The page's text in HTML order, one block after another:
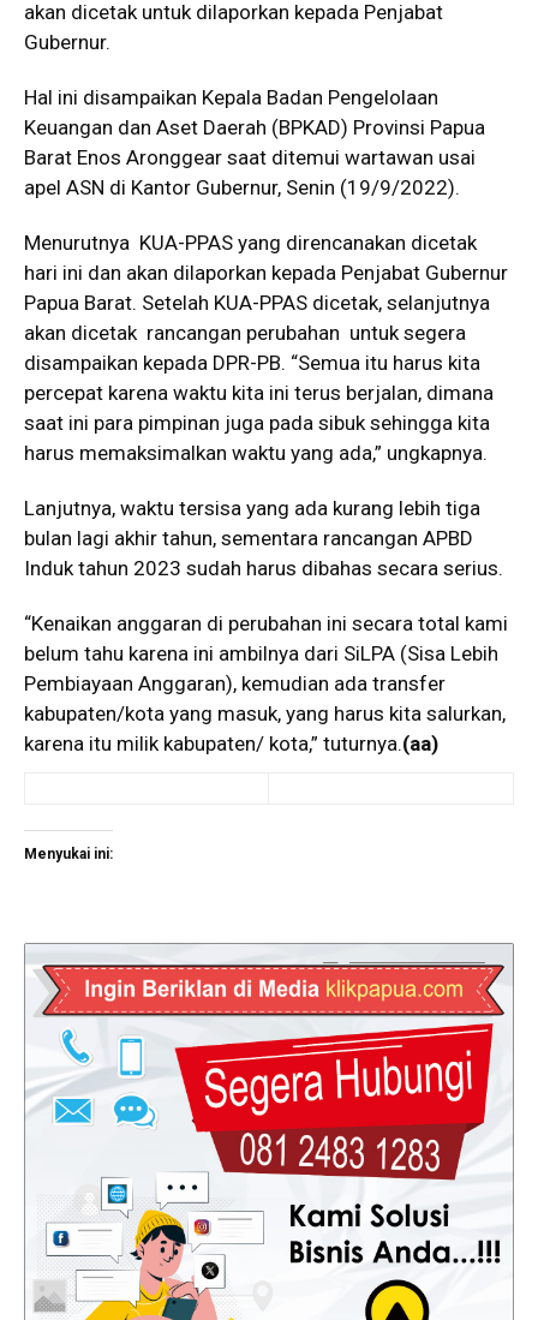
akan dicetak untuk dilaporkan kepada Penjabat
Gubernur.
Hal ini disampaikan Kepala Badan Pengelolaan
Keuangan dan Aset Daerah (BPKAD) Provinsi Papua
Barat Enos Aronggear saat ditemui wartawan usai
apel ASN di Kantor Gubernur, Senin (19/9/2022).
Menurutnya KUA-PPAS yang direncanakan dicetak
hari ini dan akan dilaporkan kepada Penjabat Gubernur
Papua Barat. Setelah KUA-PPAS dicetak, selanjutnya
akan dicetak rancangan perubahan untuk segera
disampaikan kepada DPR-PB. “Semua itu harus kita
percepat karena waktu kita ini terus berjalan, dimana
saat ini para pimpinan juga pada sibuk sehingga kita
harus memaksimalkan waktu yang ada,” ungkapnya.
Lanjutnya, waktu tersisa yang ada kurang lebih tiga
bulan lagi akhir tahun, sementara rancangan APBD
Induk tahun 2023 sudah harus dibahas secara serius.
“Kenaikan anggaran di perubahan ini secara total kami
belum tahu karena ini ambilnya dari SiLPA (Sisa Lebih
Pembiayaan Anggaran), kemudian ada transfer
kabupaten/kota yang masuk, yang harus kita salurkan,
karena itu milik kabupaten/ kota,” tuturnya.(aa)
Menyukai ini: